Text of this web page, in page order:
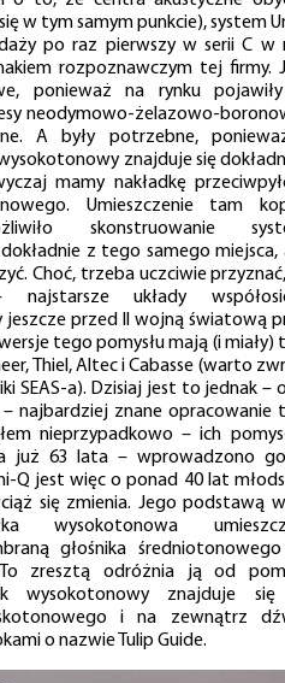
w tym samym punkcie), system
po raz pierwszy w serii C w
rozpoznawczym tej firmy.
ponieważ na rynku
neodymowo-żelazowo-
A były potrzebne,
znajduje się
mamy nakładkę
Umieszczenie tam
skonstruowanie
z tego samego
Choć, trzeba uczciwie przyznać,
układy
jeszcze przed II wojną światową
tego pomysłu mają (i miały)
Thiel, Altec i Cabasse (warto
SEAS-a). Dzisiaj jest to jednak –
– najbardziej znane opracowanie
nieprzypadkowo – ich
już 63 lata – wprowadzono
Q jest więc o ponad 40 lat
się zmienia. Jego podstawą
wysokotonowa
głośnika
To zresztą odróżnia ją od
wysokotonowy znajduje
i na zewnątrz
o nazwie Tulip Guide.